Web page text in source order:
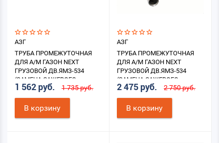
АЗГ
ТРУБА ПРОМЕЖУТОЧНАЯ
ДЛЯ А/М ГАЗОН NEXT
ГРУЗОВОЙ ДВ.ЯМЗ-534
(ЗАМЕНА САЖЕВОГО
ФИЛЬТРА)
1 562 руб. 1 735 руб.
В корзину
АЗГ
ТРУБА ПРОМЕЖУТОЧНАЯ
ДЛЯ А/М ГАЗОН NEXT
ГРУЗОВОЙ ДВ.ЯМЗ-534
(ЗАМЕНА САЖЕВОГО
ФИЛЬТРА) НЕРЖ.
2 475 руб. 2 750 руб.
В корзину